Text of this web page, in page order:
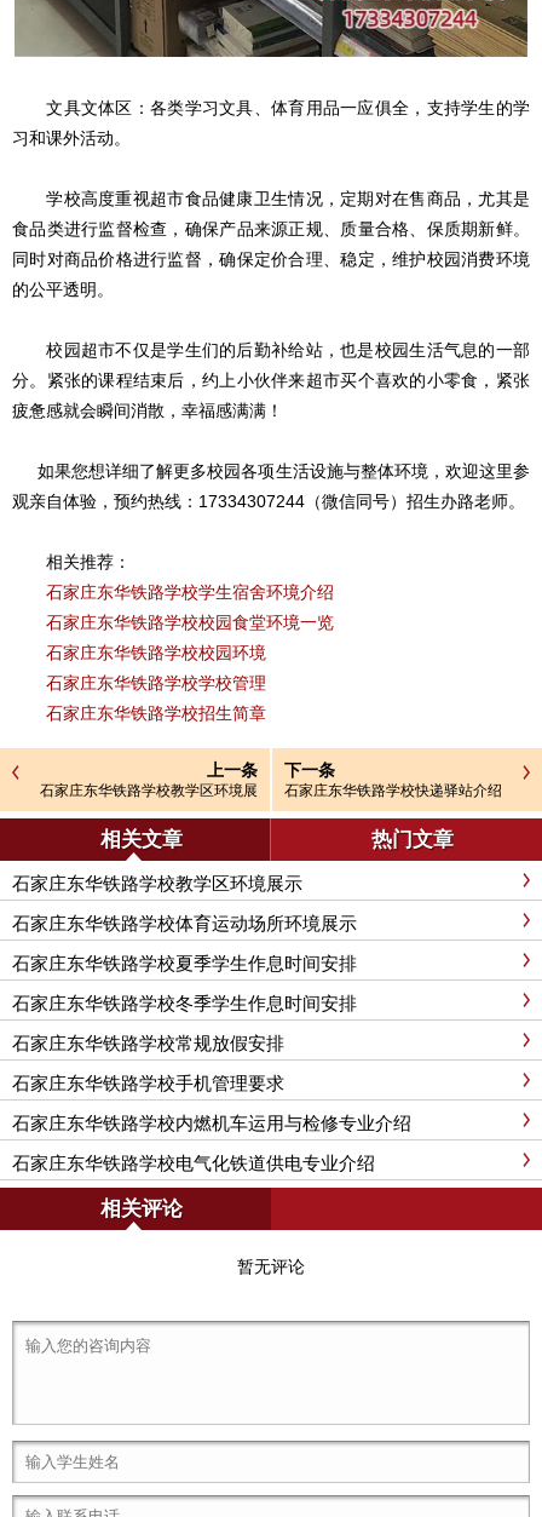
文具文体区：各类学习文具、体育用品一应俱全，支持学生的学
习和课外活动。
学校高度重视超市食品健康卫生情况，定期对在售商品，尤其是
食品类进行监督检查，确保产品来源正规、质量合格、保质期新鲜。
同时对商品价格进行监督，确保定价合理、稳定，维护校园消费环境
的公平透明。
校园超市不仅是学生们的后勤补给站，也是校园生活气息的一部
分。紧张的课程结束后，约上小伙伴来超市买个喜欢的小零食，紧张
疲惫感就会瞬间消散，幸福感满满！
如果您想详细了解更多校园各项生活设施与整体环境，欢迎这里参
观亲自体验，预约热线：17334307244（微信同号）招生办路老师。
相关推荐：
石家庄东华铁路学校学生宿舍环境介绍
石家庄东华铁路学校校园食堂环境一览
石家庄东华铁路学校校园环境
石家庄东华铁路学校学校管理
石家庄东华铁路学校招生简章
上一条
石家庄东华铁路学校教学区环境展
示
下一条
石家庄东华铁路学校快递驿站介绍
相关文章 热门文章
石家庄东华铁路学校教学区环境展示
石家庄东华铁路学校体育运动场所环境展示
石家庄东华铁路学校夏季学生作息时间安排
石家庄东华铁路学校冬季学生作息时间安排
石家庄东华铁路学校常规放假安排
石家庄东华铁路学校手机管理要求
石家庄东华铁路学校内燃机车运用与检修专业介绍
石家庄东华铁路学校电气化铁道供电专业介绍
相关评论
暂无评论